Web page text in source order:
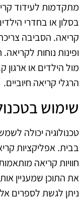
מתקדמות לעידוד
בסלון או בחדרי
קריאה. הסביבה
ופינות נוחות
מול הילדים או ארגון
הרגלי קריאה חיוביים.
שימוש
טכנולוגיה יכולה
בבית. אפליקציות
חוויות קריאה
את התוכן שמעניין
ניתן לגשת לספרים